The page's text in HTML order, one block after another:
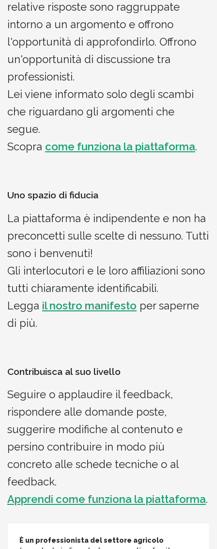
relative risposte sono raggruppate
intorno a un argomento e offrono
l'opportunità di approfondirlo. Offrono
un'opportunità di discussione tra
professionisti.
Lei viene informato solo degli scambi
che riguardano gli argomenti che
segue.
Scopra come funziona la piattaforma.
Uno spazio di fiducia
La piattaforma è indipendente e non ha
preconcetti sulle scelte di nessuno. Tutti
sono i benvenuti!
Gli interlocutori e le loro affiliazioni sono
tutti chiaramente identificabili.
Legga il nostro manifesto per saperne
di più.
Contribuisca al suo livello
Seguire o applaudire il feedback,
rispondere alle domande poste,
suggerire modifiche al contenuto e
persino contribuire in modo più
concreto alle schede tecniche o al
feedback.
Apprendi come funziona la piattaforma.
È un professionista del settore agricolo